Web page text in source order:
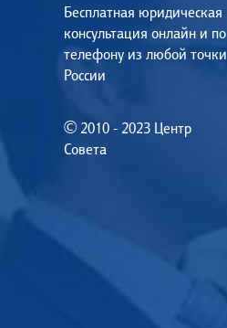
Бесплатная юридическая
консультация онлайн и по
телефону из любой точки
России
© 2010 - 2023 Центр
Совета